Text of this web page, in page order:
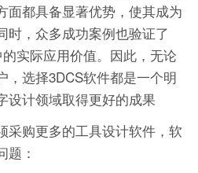
面都具备显著优势，使其成为
时，众多成功案例也验证了
实际应用价值。因此，无论
，选择3DCS软件都是一个明
设计领域取得更好的成果
采购更多的工具设计软件，软
题：